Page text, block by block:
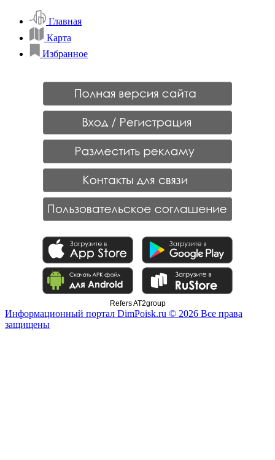
Главная
Карта
Избранное
Refers AT2group
Информационный портал DimPoisk.ru © 2026 Все права
защищены